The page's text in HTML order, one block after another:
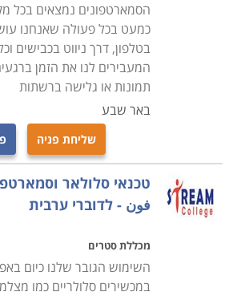
בעבר, כל מי שלמד מקצוע מסוים,
אך כיום מקובל מאוד להחליף קריירה,
תחום חדש והן משום שיקולי שכר
שעולם הסלולר הינו אחד הענפים
ביותר הרי שמדובר במקצוע שכדאי
שניה ולהתחיל לבנות מסלול מקצועי
העובדה כי הקורס אינו דורש ידע
את ההסבה המקצועית באופן פשוט
בקורס את כל הנדרש כדי להיות טכנאי
אין משמעות לגיל, צריך רק רצון,
הסמארטפונים נמצאים בכל
כמעט בכל פעולה שאנחנו
בטלפון, דרך ניווט בכבישים
המעבירים לנו את הזמן
תמונות או גלישה ברשתות
באר שבע
שליחת פניה
טכנאי סלולאר
فون - לדוברי ערבית
מכללת סטרים
השימוש הגובר שלנו כיום
במכשירים סלולריים כמו